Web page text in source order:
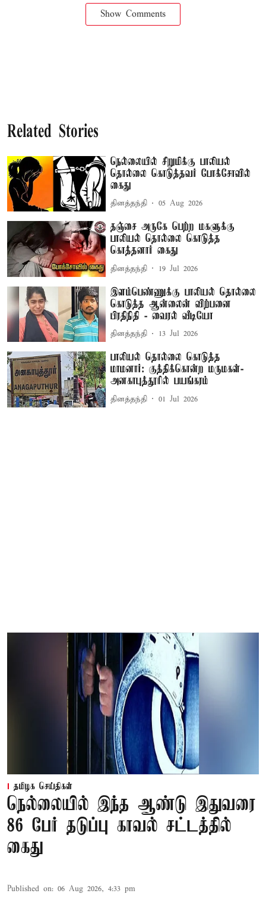
Show Comments
Related Stories
நெல்லையில் சிறுமிக்கு பாலியல்
தொல்லை கொடுத்தவர் போக்சோவில்
கைது
தினத்தந்தி 05 Aug 2026
தஞ்சை அருகே பெற்ற மகளுக்கு
பாலியல் தொல்லை கொடுத்த
கொத்தனார் கைது
தினத்தந்தி 19 Jul 2026
இளம்பெண்ணுக்கு பாலியல் தொல்லை
கொடுத்த ஆன்லைன் விற்பனை
பிரதிநிதி - வைரல் வீடியோ
தினத்தந்தி 13 Jul 2026
பாலியல் தொல்லை கொடுத்த
மாமனார்: குத்திக்கொன்ற மருமகள்-
அனகாபுத்தூரில் பயங்கரம்
தினத்தந்தி 01 Jul 2026
தமிழக செய்திகள்
நெல்லையில் இந்த ஆண்டு இதுவரை
86 பேர் தடுப்பு காவல் சட்டத்தில்
கைது
Published on: 06 Aug 2026, 4:33 pm